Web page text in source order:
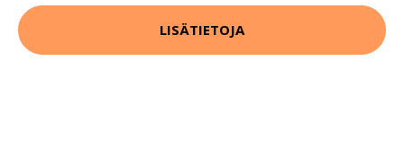
LISÄTIETOJA